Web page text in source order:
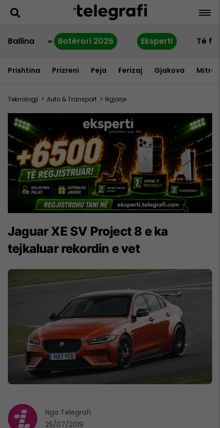
Ballina Botërori 2026 Eksperti Të
Prishtina Prizreni Peja Ferizaj Gjakova
Teknologji > Auto & Transport > Ngjarje
Jaguar XE SV Project 8 e ka
tejkaluar rekordin e vet
Nga Telegrafi
25/07/2019